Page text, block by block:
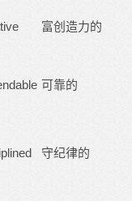
富创造力的
可靠的
守纪律的